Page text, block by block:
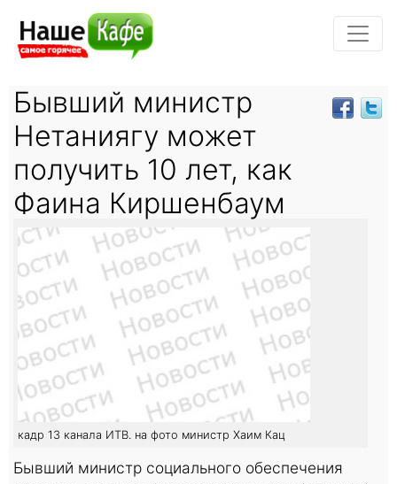
Бывший министр
Нетаниягу может
получить 10 лет, как
Фаина Киршенбаум
кадр 13 канала ИТВ. на фото министр Хаим Кац
Бывший министр социального обеспечения